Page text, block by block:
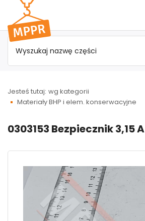
Przejdź do
menu
głównego
Jesteś tutaj: wg kategorii
Materiały BHP i elem. konserwacyjne
0303153 Bezpiecznik 3,15 A